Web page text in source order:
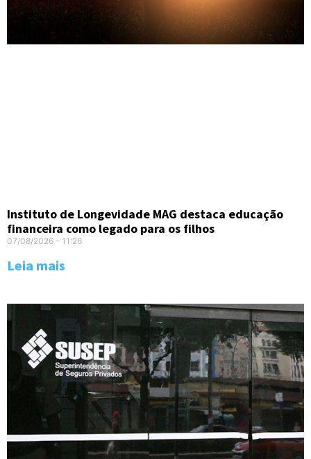
Instituto de Longevidade MAG destaca educação
financeira como legado para os filhos
07/08/2026 11:26
Leia mais